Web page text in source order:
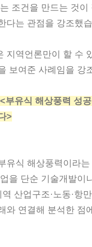
조건을 만드는 것이
다는 관점을 강조했
지역언론만이 할 수
보여준 사례임을 강
유식 해상풍력 성
>
유식 해상풍력이라는
을 단순 기술개발이
산업구조·노동·항만
와 연결해 분석한 점